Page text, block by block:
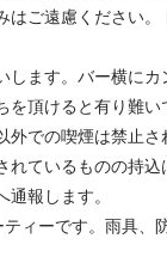
はご遠慮ください
します。バー横に
頂けると有り難い
外での喫煙は禁止さ
れているものの持
報します。
ティーです。雨具、